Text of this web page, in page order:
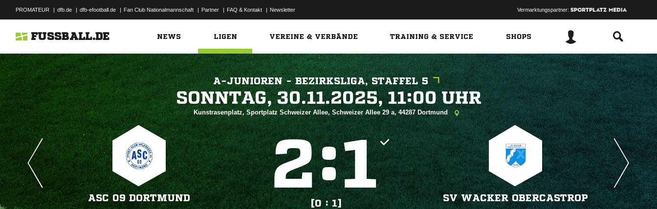
PROMATEUR | dfb.de | dfb-efootball.de | Fan Club Nationalmannschaft | Partner | FAQ & Kontakt | Newsletter Vermarktungspartner:
FUSSBALL.DE NEWS LIGEN VEREINE & VERBÄNDE TRAINING & SERVICE SHOPS
A-JUNIOREN - BEZIRKSLIGA, STAFFEL 5
   
Kunstrasenplatz, Sportplatz Schweizer Allee, Schweizer Allee 29 a, 44287 Dortmund
ASC 09 DORTMUND
:
[0 : 1]
SV WACKER OBERCASTROP